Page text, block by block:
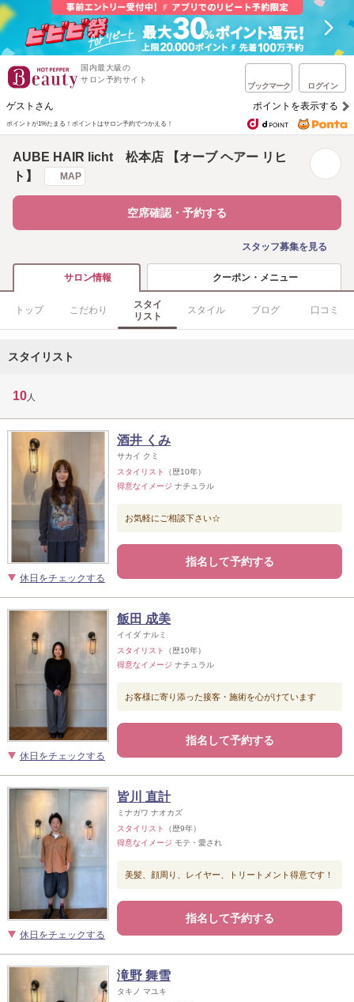
国内最大級の
サロン予約サイト
ブックマーク ログイン
ゲストさん ポイントを表示する
ポイントが1%たまる！ ポイントはサロン予約でつかえる！
AUBE HAIR licht 松本店 【オーブ ヘアー リヒ
ト】
MAP
空席確認・予約する
スタッフ募集を見る
サロン情報 クーポン・メニュー
トップ こだわり
スタイ
リスト
スタイル ブログ 口コミ
スタイリスト
10 人
休日をチェックする
酒井 くみ
サカイ クミ
スタイリスト
（歴10年）
得意なイメージ ナチュラル
お気軽にご相談下さい☆
指名して予約する
休日をチェックする
飯田 成美
イイダ ナルミ
スタイリスト
（歴10年）
得意なイメージ ナチュラル
お客様に寄り添った接客・施術を心がけています
指名して予約する
休日をチェックする
皆川 直計
ミナガワ ナオカズ
スタイリスト
（歴9年）
得意なイメージ モテ・愛され
美髪、顔周り、レイヤー、トリートメント得意です！
指名して予約する
滝野 舞雪
タキノ マユキ